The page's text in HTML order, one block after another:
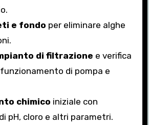
e fondo per eliminare alghe
di filtrazione e verifica
di pompa e
chimico iniziale con
pH, cloro e altri parametri.